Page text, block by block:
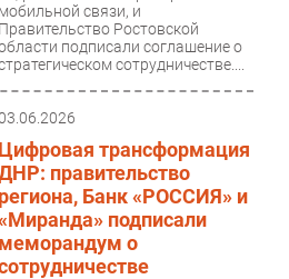
мобильной связи, и
Правительство Ростовской
подписали соглашение о
сотрудничестве....
Цифровая трансформация
правительство
региона, Банк «РОССИЯ» и
подписали
меморандум о